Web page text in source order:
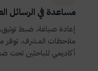
مساعدة في الرسائل
إعادة صياغة، ضبط
ملاحظات المشرف. توفر
أكاديمي للباحثين تحت